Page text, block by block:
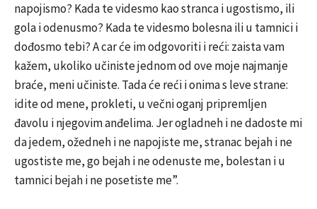
napojismo? Kada te videsmo kao stranca i ugostismo, ili
gola i odenusmo? Kada te videsmo bolesna ili u tamnici i
dođosmo tebi? A car će im odgovoriti i reći: zaista vam
kažem, ukoliko učiniste jednom od ove moje najmanje
braće, meni učiniste. Tada će reći i onima s leve strane:
idite od mene, prokleti, u večni oganj pripremljen
đavolu i njegovim anđelima. Jer ogladneh i ne dadoste mi
da jedem, ožedneh i ne napojiste me, stranac bejah i ne
ugostiste me, go bejah i ne odenuste me, bolestan i u
tamnici bejah i ne posetiste me”.